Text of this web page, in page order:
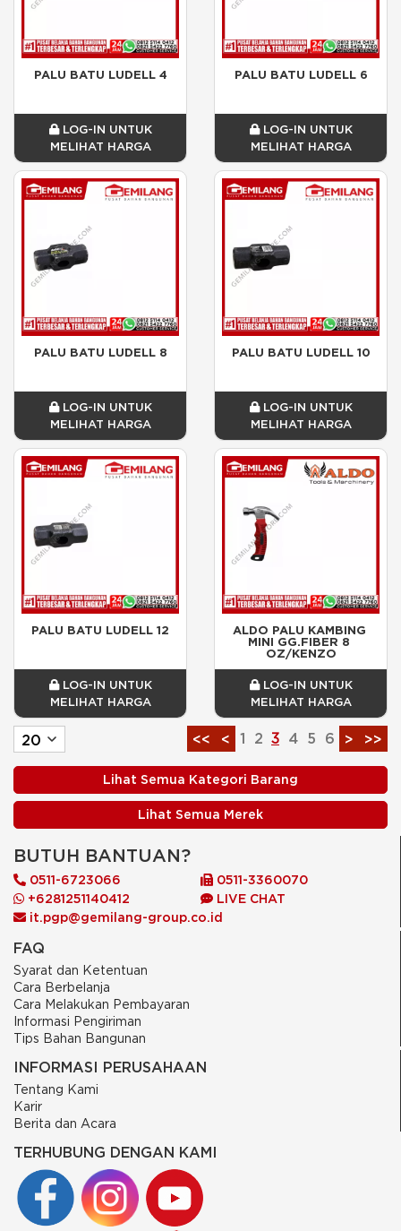
PALU BATU LUDELL 4
LOG-IN UNTUK
MELIHAT HARGA
PALU BATU LUDELL 6
LOG-IN UNTUK
MELIHAT HARGA
PALU BATU LUDELL 8
LOG-IN UNTUK
MELIHAT HARGA
PALU BATU LUDELL 10
LOG-IN UNTUK
MELIHAT HARGA
PALU BATU LUDELL 12
LOG-IN UNTUK
MELIHAT HARGA
ALDO PALU KAMBING
MINI GG.FIBER 8
OZ/KENZO
LOG-IN UNTUK
MELIHAT HARGA
<< < 1 2 3 4 5 6 > >>
Lihat Semua Kategori Barang
Lihat Semua Merek
BUTUH BANTUAN?
0511-6723066
0511-3360070
+6281251140412
LIVE CHAT
it.pgp@gemilang-group.co.id
FAQ
Syarat dan Ketentuan
Cara Berbelanja
Cara Melakukan Pembayaran
Informasi Pengiriman
Tips Bahan Bangunan
INFORMASI PERUSAHAAN
Tentang Kami
Karir
Berita dan Acara
TERHUBUNG DENGAN KAMI